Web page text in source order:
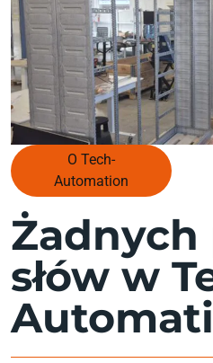
O Tech-
Automation
Żadnych
słów w